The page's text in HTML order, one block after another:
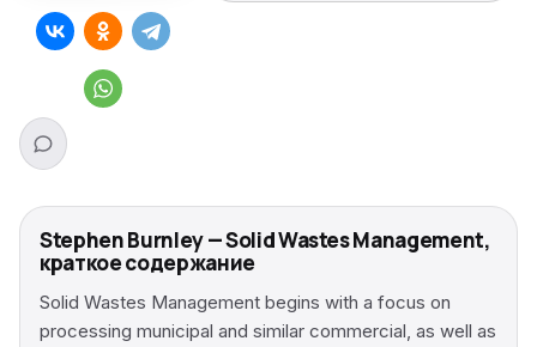
Stephen Burnley — Solid Wastes Management,
краткое содержание
Solid Wastes Management begins with a focus on
processing municipal and similar commercial, as well as